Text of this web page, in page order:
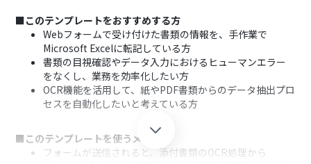
■このテンプレートをおすすめする方
Webフォームで受け付けた書類の情報を、手作業で
Microsoft Excelに転記している方
書類の目視確認やデータ入力におけるヒューマンエラー
をなくし、業務を効率化したい方
OCR機能を活用して、紙やPDF書類からのデータ抽出プロ
セスを自動化したいと考えている方
■このテンプレートを使うメリット
フォームが送信されると、添付書類のOCR処理から